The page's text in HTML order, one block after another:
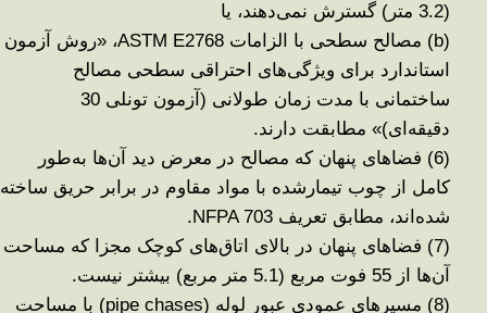
(3.2 متر) گسترش نمی‌دهند، یا
(b)
مصالح سطحی با الزامات ، «روش آزمون
استاندارد برای ویژگی‌های احتراقی سطحی مصالح
ساختمانی با مدت زمان طولانی (آزمون تونلی 30
دقیقه‌ای)» مطابقت دارند.
(6)
فضاهای پنهان که مصالح در معرض دید آن‌ها به‌طور
کامل از چوب تیمارشده با مواد مقاوم در برابر حریق ساخته
شده‌اند، مطابق تعریف
(7)
فضاهای پنهان در بالای اتاق‌های کوچک مجزا که مساحت
آن‌ها از 55 فوت مربع (5.1 متر مربع) بیشتر نیست
.
(8)
مسیرهای عمودی عبور لوله (pipe chases)
با مساحت